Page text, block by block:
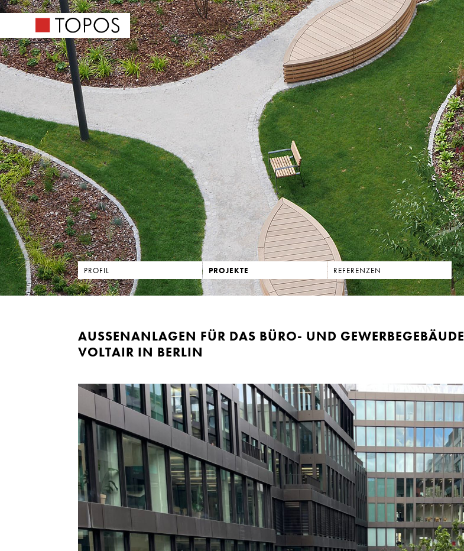
PROFIL PROJEKTE REFERENZEN
AUSSENANLAGEN FÜR DAS BÜRO- UND GEWERBEGEBÄUDE V
OLTAIR IN BERLIN